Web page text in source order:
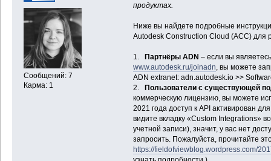
Сообщений: 7
Карма: 1
продуктах.
Ниже вы найдете подробные
Autodesk Construction Cloud (ACC) для
1. Партнёры ADN – если вы
www.autodesk.ru/joinadn , вы можете
ADN extranet: adn.autodesk.io >>
2. Пользователи с существующей
коммерческую лицензию, вы можете
2021 года доступ к API активирован
видите вкладку «Custom Integrations»
учетной записи), значит, у вас нет
запросить. Пожалуйста, прочитайте
https://fieldofviewblog.wordpress.com/